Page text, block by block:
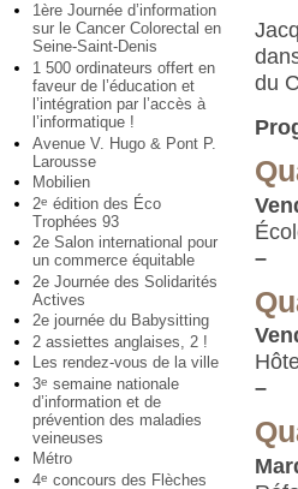
1ère Journée d’information
sur le Cancer Colorectal en
Seine-Saint-Denis
1 500 ordinateurs offert en
faveur de l’éducation et
l’intégration par l’accès à
l’informatique !
Avenue V. Hugo & Pont P.
Larousse
Mobilien
2e édition des Éco
Trophées 93
2e Salon international pour
un commerce équitable
2e Journée des Solidarités
Actives
2e journée du Babysitting
2 assiettes anglaises, 2 !
Les rendez-vous de la ville
3e semaine nationale
d’information et de
prévention des maladies
veineuses
Métro
4e concours des Flèches
du
–
–